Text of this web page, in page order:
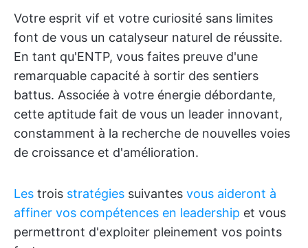
Votre esprit vif et votre curiosité sans limites
font de vous un catalyseur naturel de réussite.
En tant qu'ENTP, vous faites preuve d'une
remarquable capacité à sortir des sentiers
battus. Associée à votre énergie débordante,
cette aptitude fait de vous un leader innovant,
constamment à la recherche de nouvelles voies
de croissance et d'amélioration.
Les trois stratégies suivantes vous aideront à
affiner vos compétences en leadership et vous
permettront d'exploiter pleinement vos points